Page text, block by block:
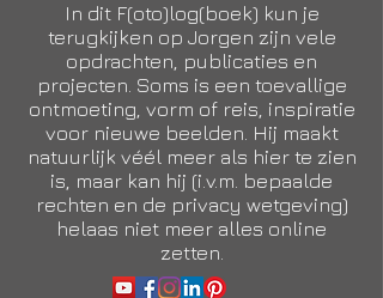
In dit F(oto)log(boek) kun je
terugkijken op Jorgen zijn vele
opdrachten, publicaties en
projecten. Soms is een toevallige
ontmoeting, vorm of reis, inspiratie
voor nieuwe beelden. Hij maakt
natuurlijk véél meer als hier te zien
is, maar kan hij (i.v.m. bepaalde
rechten en de privacy wetgeving)
helaas niet meer alles online
zetten.